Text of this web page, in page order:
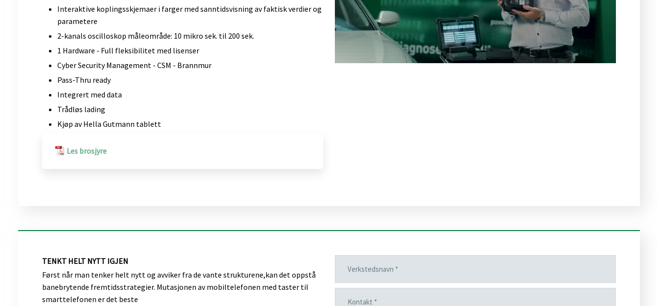
Interaktive koplingsskjemaer i farger med sanntidsvisning av faktisk verdier og
parametere
2-kanals oscilloskop måleområde: 10 mikro sek. til 200 sek.​
1 Hardware - Full fleksibilitet med lisenser
Cyber Security Management - CSM - Brannmur
Pass-Thru ready
Integrert med data
Trådløs lading
Kjøp av Hella Gutmann tablett
Les brosjyre
​TENKT HELT NYTT IGJEN
Først når man tenker helt nytt og avviker fra de vante strukturene,kan det oppstå
banebrytende fremtidsstrategier. Mutasjonen av mobiltelefonen med taster til
smarttelefonen er det beste